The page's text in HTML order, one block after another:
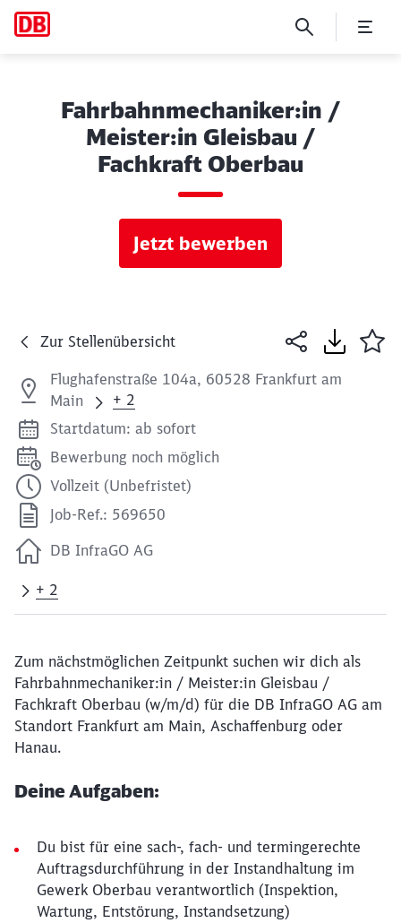
Fahrbahnmechaniker:in /
Meister:in Gleisbau /
Fachkraft Oberbau
Jetzt bewerben
Zur Stellenübersicht
Flughafenstraße 104a, 60528 Frankfurt am
Main
+ 2
Startdatum: ab sofort
Bewerbung noch möglich
Vollzeit (Unbefristet)
Job-Ref.: 569650
DB InfraGO AG
+ 2
Zum nächstmöglichen Zeitpunkt suchen wir dich als
Fahrbahnmechaniker:in / Meister:in Gleisbau /
Fachkraft Oberbau (w/m/d) für die DB InfraGO AG am
Standort Frankfurt am Main, Aschaffenburg oder
Hanau.
Deine Aufgaben:
Du bist für eine sach-, fach- und termingerechte
Auftragsdurchführung in der Instandhaltung im
Gewerk Oberbau verantwortlich (Inspektion,
Wartung, Entstörung, Instandsetzung)